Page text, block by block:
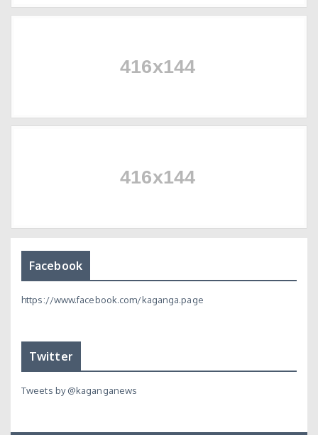
Facebook
https://www.facebook.com/kaganga.page
Twitter
Tweets by @kaganganews